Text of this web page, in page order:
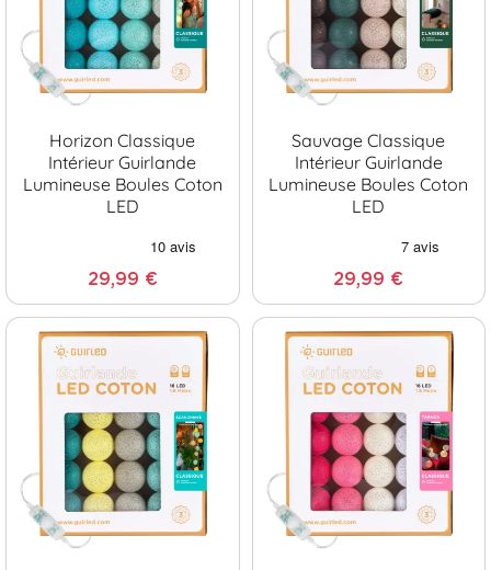
Horizon Classique
Intérieur Guirlande
Lumineuse Boules Coton
LED
29,99 €
Sauvage Classique
Intérieur Guirlande
Lumineuse Boules Coton
LED
29,99 €